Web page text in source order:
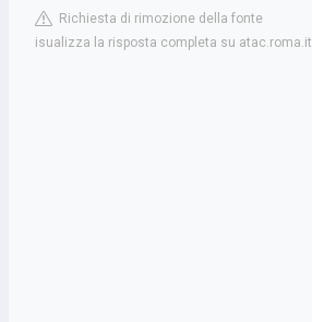
Richiesta di rimozione della fonte
isualizza la risposta completa su atac.roma.it